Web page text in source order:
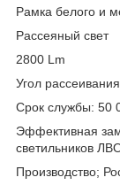
Рамка белого и
Рассеяный свет
2800 Lm
Угол
Срок службы: 50
Эффективная
светильников
Производство;